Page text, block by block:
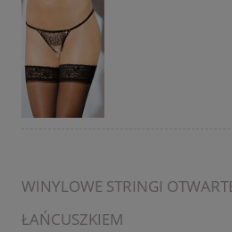
WINYLOWE STRINGI
ŁAŃCUSZKIEM